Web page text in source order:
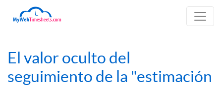
El valor oculto del
seguimiento de la "estimación